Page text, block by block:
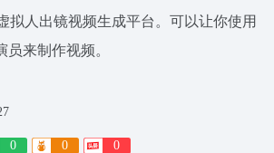
拟人出镜视频生成平台。可以让你使用
来制作视频。
0 0 0